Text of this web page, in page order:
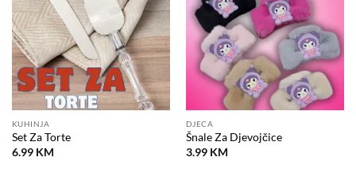
KUHINJA
Set Za Torte
6.99 KM
DJECA
Šnale Za Djevojčice
3.99 KM